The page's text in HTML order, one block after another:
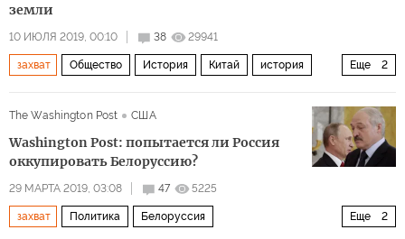
земли
10 ИЮЛЯ 2019, 00:10 38 29941
Еще 2
захват Общество История Китай история
The Washington Post
США
Washington Post: попытается ли Россия
оккупировать Белоруссию?
29 МАРТА 2019, 03:08 47 5225
Еще 2
захват Политика Белоруссия